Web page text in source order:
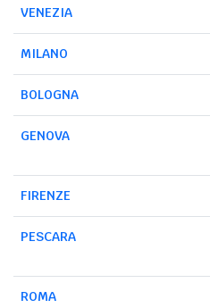
VENEZIA
MILANO
BOLOGNA
GENOVA
FIRENZE
PESCARA
ROMA